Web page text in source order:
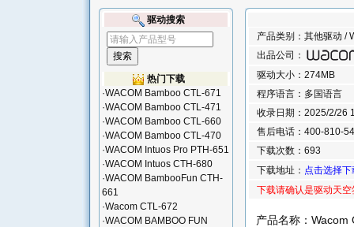
产品类别：其他驱动 /
出品公司：
驱动大小：274MB
程序语言：多国语言
收录日期：2025/2/26
售后电话：400-810-
下载次数：693
下载地址： 点击选择
下载请确认是驱动天
产品名称：Wacom
驱动搜索
热门下载
·WACOM Bamboo CTL-671
·WACOM Bamboo CTL-471
·WACOM Bamboo CTL-660
·WACOM Bamboo CTL-470
·WACOM Intuos Pro PTH-651
·WACOM Intuos CTH-680
·WACOM BambooFun CTH-
661
·Wacom CTL-672
·WACOM BAMBOO FUN